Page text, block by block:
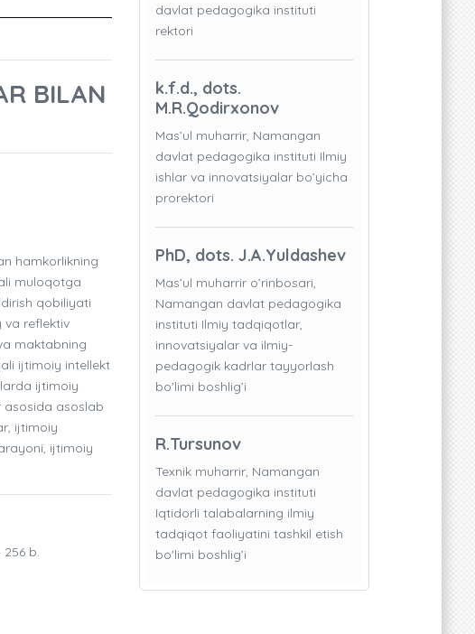
BILAN
hamkorlikning
muloqotga
qobiliyati
va reflektiv
maktabning
ijtimoiy intellekt
ijtimoiy
asosida asoslab
ijtimoiy
ijtimoiy
b.
davlat pedagogika instituti
rektori
k.f.d., dots.
M.R.Qodirxonov
Mas’ul muharrir, Namangan
davlat pedagogika instituti Ilmiy
ishlar va innovatsiyalar bo’yicha
prorektori
PhD, dots. J.A.Yuldashev
Mas’ul muharrir o’rinbosari,
Namangan davlat pedagogika
instituti Ilmiy tadqiqotlar,
innovatsiyalar va ilmiy-
pedagogik kadrlar tayyorlash
bo'limi boshlig’i
R.Tursunov
Texnik muharrir, Namangan
davlat pedagogika instituti
Iqtidorli talabalarning ilmiy
tadqiqot faoliyatini tashkil etish
bo'limi boshlig’i